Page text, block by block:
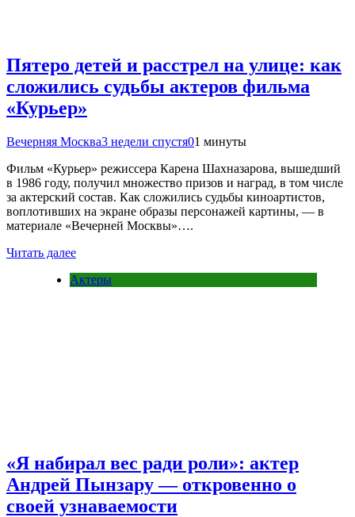
Пятеро детей и расстрел на улице: как
сложились судьбы актеров фильма
«Курьер»
Вечерняя Москва3 недели спустя01 минуты
Фильм «Курьер» режиссера Карена Шахназарова, вышедший
в 1986 году, получил множество призов и наград, в том числе
за актерский состав. Как сложились судьбы киноартистов,
воплотивших на экране образы персонажей картины, — в
материале «Вечерней Москвы»….
Читать далее
Актеры
«Я набирал вес ради роли»: актер
Андрей Пынзару — откровенно о
своей узнаваемости